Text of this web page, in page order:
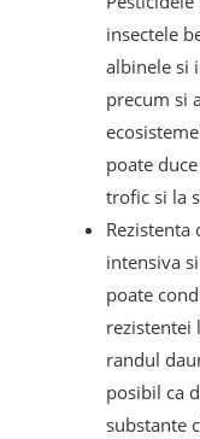
insectele
albinele si
precum si
poate
trofic si la
intensiva
poate
rezistentei
randul
posibil ca
substante